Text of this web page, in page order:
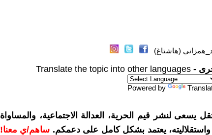
(هاشتاغ)
-
Translate the topic into other languages
Powered by
لنشر قيم الحرية، العدالة الاجتماعية، والمساواة
يعتمد بشكل كامل على دعمكم. ساهم/ي معنا!